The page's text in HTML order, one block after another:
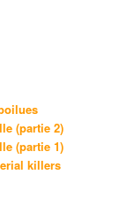
(partie 2)
(partie 1)
killers